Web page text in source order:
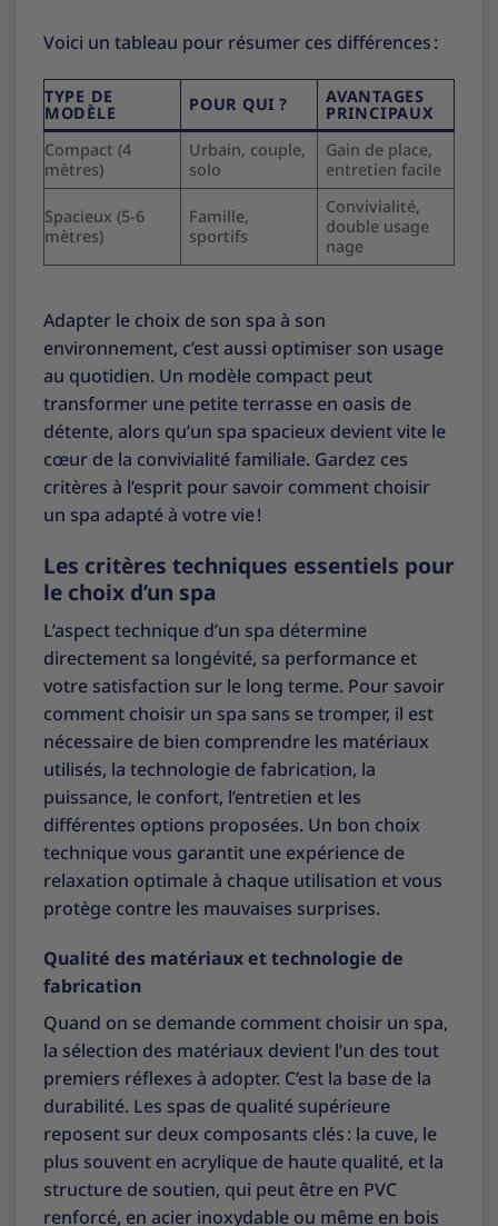
Voici un tableau pour résumer ces différences :
TYPE DE
MODÈLE POUR QUI ? AVANTAGES
PRINCIPAUX
Compact (4
mètres)
Urbain, couple,
solo
Gain de place,
entretien facile
Spacieux (5-6
mètres)
Famille,
sportifs
Convivialité,
double usage
nage
Adapter le choix de son spa à son
environnement, c’est aussi optimiser son usage
au quotidien. Un modèle compact peut
transformer une petite terrasse en oasis de
détente, alors qu’un spa spacieux devient vite le
cœur de la convivialité familiale. Gardez ces
critères à l’esprit pour savoir comment choisir
un spa adapté à votre vie !
Les critères techniques essentiels pour
le choix d’un spa
L’aspect technique d’un spa détermine
directement sa longévité, sa performance et
votre satisfaction sur le long terme. Pour savoir
comment choisir un spa sans se tromper, il est
nécessaire de bien comprendre les matériaux
utilisés, la technologie de fabrication, la
puissance, le confort, l’entretien et les
différentes options proposées. Un bon choix
technique vous garantit une expérience de
relaxation optimale à chaque utilisation et vous
protège contre les mauvaises surprises.
Qualité des matériaux et technologie de
fabrication
Quand on se demande comment choisir un spa,
la sélection des matériaux devient l’un des tout
premiers réflexes à adopter. C’est la base de la
durabilité. Les spas de qualité supérieure
reposent sur deux composants clés : la cuve, le
plus souvent en acrylique de haute qualité, et la
structure de soutien, qui peut être en PVC
renforcé, en acier inoxydable ou même en bois